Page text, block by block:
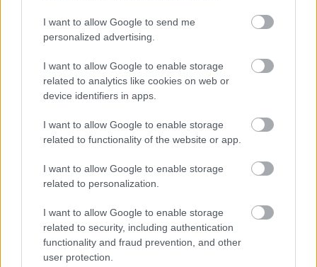
I want to allow Google to send me
personalized advertising.
I want to allow Google to enable storage
related to analytics like cookies on web or
device identifiers in apps.
I want to allow Google to enable storage
related to functionality of the website or app.
I want to allow Google to enable storage
related to personalization.
I want to allow Google to enable storage
related to security, including authentication
functionality and fraud prevention, and other
user protection.
képtelenség teszi színessé és változatossá ezt a kissé
mechanikus klisét, mindaddig, míg a Hősnő végül
Nos, ez az a pont, ahol föl kell hagynunk a tárgyszerű
leírással. El kell árulnunk, hogy a darabot Falussy
dramaturg írta, aki mögött e minőségében jeles
teljesítmények állnak. Nem csoda hát, ha a férfi-nő
viszony ábrázolása során óhatatlanul is a női
szemszög válik kizárólagossá. Ez a női szempont
azonban igencsak korlátozottnak mutatkozik. Egy
egészen biztos: a Hősnő egy - esetleg több - jól
működő férfiszerszámra vágyik. Hogy a hozzá
tartozó férfiút is óhajtaná-e, az nem egészen világos,
s azt végképp homály fedi, hogy az illető férfitól mit